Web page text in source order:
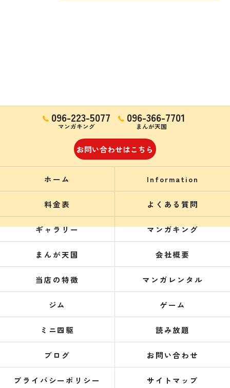
096-223-5077
マンガキング
096-366-7701
まんが天国
お問い合わせはこちら
ホーム Information
料金表 よくある質問
ギャラリー マンガキング
まんが天国 会社概要
当店の特徴 マンガレンタル
ジム ゲーム
ミニ四駆 読み放題
ブログ お問い合わせ
プライバシーポリシー サイトマップ